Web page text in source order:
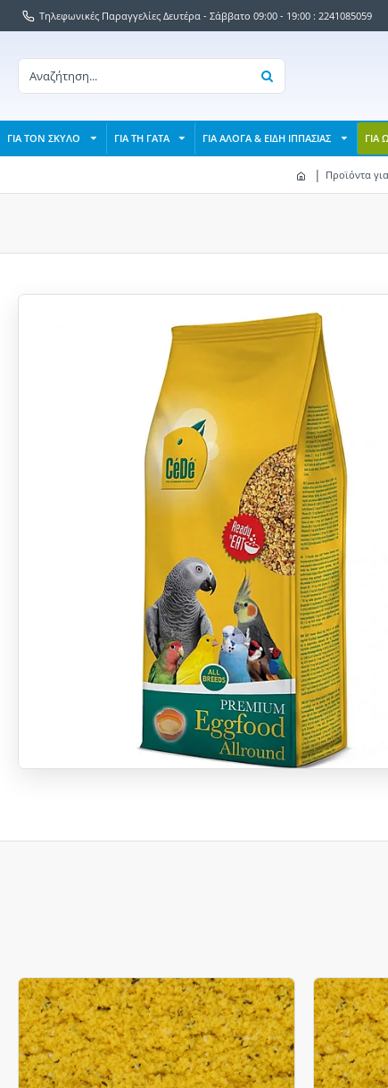
Τηλεφωνικές Παραγγελίες Δευτέρα - Σάββατο 09:00 - 19:00 : 2241085059
ΓΙΑ ΤΟΝ ΣΚΥΛΟ ΓΙΑ ΤΗ ΓΑΤΑ ΓΙΑ ΑΛΟΓΑ & ΕΙΔΗ ΙΠΠΑΣΙΑΣ ΓΙΑ
Προϊόντα